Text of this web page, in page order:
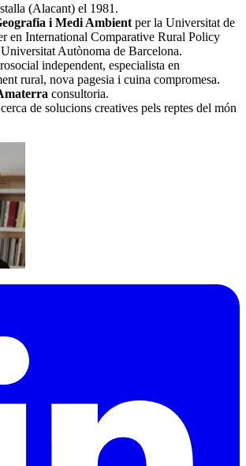
(Alacant) el 1981.
i Medi Ambient per la Universitat de
en International Comparative Rural Policy
Autònoma de Barcelona.
independent, especialista en
rural, nova pagesia i cuina compromesa.
consultoria.
de solucions creatives pels reptes del món